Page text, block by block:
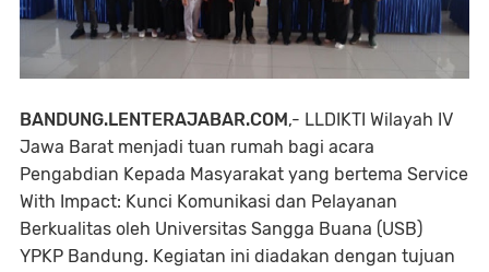
BANDUNG.LENTERAJABAR.COM,- LLDIKTI Wilayah IV
Jawa Barat menjadi tuan rumah bagi acara
Pengabdian Kepada Masyarakat yang bertema Service
With Impact: Kunci Komunikasi dan Pelayanan
Berkualitas oleh Universitas Sangga Buana (USB)
YPKP Bandung. Kegiatan ini diadakan dengan tujuan